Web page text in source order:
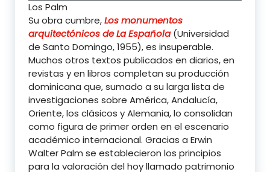
Los Palm
Su obra cumbre,Los monumentos
arquitectónicos de La Española(Universidad
de Santo Domingo, 1955), es insuperable.
Muchos otros textos publicados en diarios, en
revistas y en libros completan su producción
dominicana que, sumado a su larga lista de
investigaciones sobre América, Andalucía,
Oriente, los clásicos y Alemania, lo consolidan
como figura de primer orden en el escenario
académico internacional. Gracias a Erwin
Walter Palm se establecieron los principios
para la valoración del hoy llamado patrimonio